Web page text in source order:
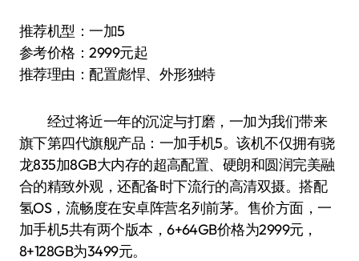
推荐机型：一加5
参考价格：2999元起
推荐理由：配置彪悍、外形独特
经过将近一年的沉淀与打磨，一加为我们带来
旗下第四代旗舰产品：一加手机5。该机不仅拥有骁
龙835加8GB大内存的超高配置、硬朗和圆润完美融
合的精致外观，还配备时下流行的高清双摄。搭配
氢OS，流畅度在安卓阵营名列前茅。售价方面，一
加手机5共有两个版本，6+64GB价格为2999元，
8+128GB为3499元。